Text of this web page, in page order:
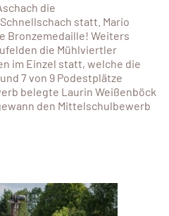
die
statt. Mario
Bronzemedaille! Weiters
die Mühlviertler
im Einzel statt, welche die
7 von 9 Podestplätze
belegte Laurin Weißenböck
den Mittelschulbewerb